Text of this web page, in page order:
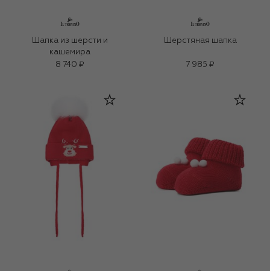
Шапка из шерсти и
кашемира
8 740 ₽
Шерстяная шапка
7 985 ₽